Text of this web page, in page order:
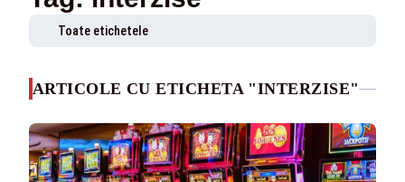
Toate etichetele
ARTICOLE CU ETICHETA "INTERZISE"